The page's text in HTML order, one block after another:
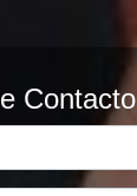
Contacto